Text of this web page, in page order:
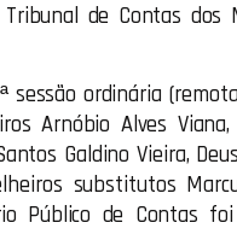
de Contas dos
sessão ordinária
Arnóbio Alves
Galdino Vieira,
substitutos
Público de Contas